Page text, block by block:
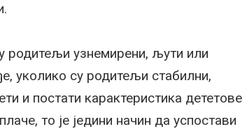
родитељи узнемирени, љути или
уколико су родитељи стабилни,
и постати карактеристика дететове
то је једини начин да успостави